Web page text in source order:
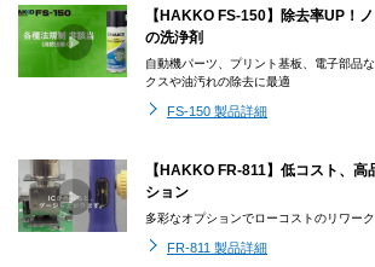
【HAKKO FS-150】除去率UP！
の洗浄剤
自動機パーツ、プリント基板、電子部品
クスや油汚れの除去に最適
FS-150 製品詳細
【HAKKO FR-811】低コスト、
ション
多彩なオプションでローコストのリワー
FR-811 製品詳細